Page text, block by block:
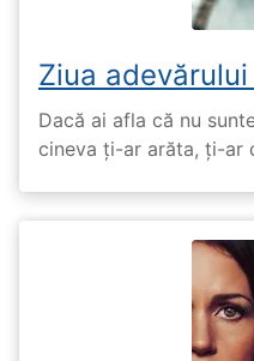
Ziua
Dacă ai afla că nu
cineva ți-ar arăta, ți-ar